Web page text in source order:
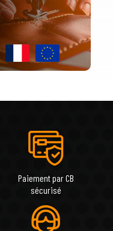
Paiement par CB
sécurisé